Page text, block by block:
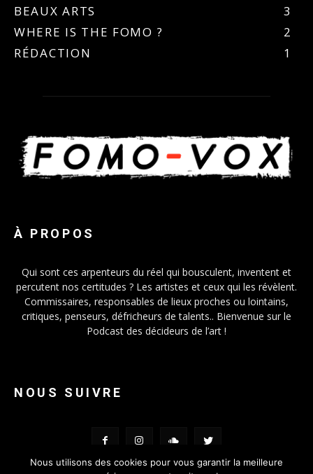
BEAUX ARTS
3
WHERE IS THE FOMO ?
2
RÉDACTION
1
À PROPOS
Qui sont ces arpenteurs du réel qui bousculent, inventent et
percutent nos certitudes ? Les artistes et ceux qui les révèlent.
Commissaires, responsables de lieux proches ou lointains,
critiques, penseurs, défricheurs de talents.. Bienvenue sur le
Podcast des décideurs de l’art !
NOUS SUIVRE
Nous utilisons des cookies pour vous garantir la meilleure